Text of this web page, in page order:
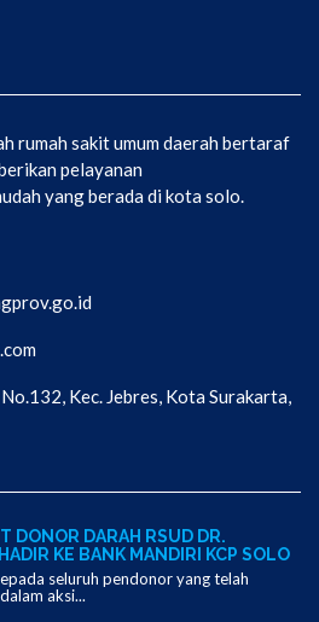
rumah sakit umum daerah bertaraf
pelayanan
yang berada di kota solo.
Kec. Jebres, Kota Surakarta,
DONOR DARAH RSUD DR.
KE BANK MANDIRI KCP SOLO
seluruh pendonor yang telah
aksi...